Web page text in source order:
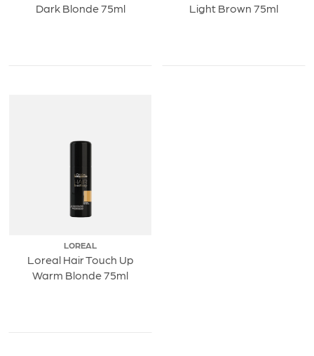
Dark Blonde 75ml
Light Brown 75ml
LOREAL
Loreal Hair Touch Up
Warm Blonde 75ml